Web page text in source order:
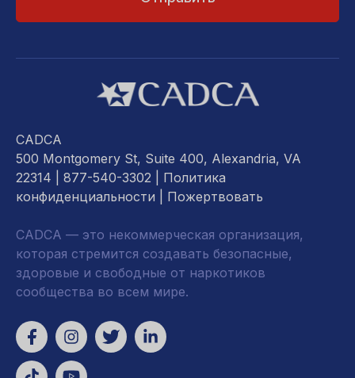
CADCA
500 Montgomery St, Suite 400, Alexandria, VA
22314 | 877-540-3302 | Политика
конфиденциальности
Пожертвовать
CADCA — это некоммерческая организация,
которая стремится создавать безопасные,
здоровые и свободные от наркотиков
сообщества во всем мире.